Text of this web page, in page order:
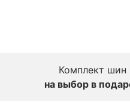
Комплект шин
на выбор в